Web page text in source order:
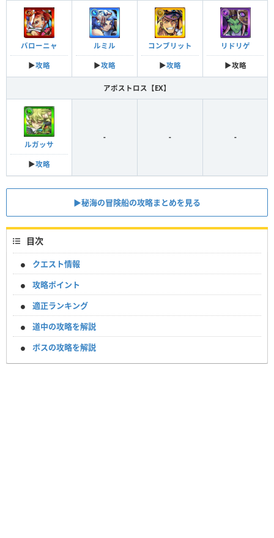
バローニャ
▶︎攻略
ルミル
▶︎攻略
コンブリット
▶︎攻略
リドリゲ
▶︎攻略
アポストロス【EX】
ルガッサ
▶︎攻略
- - -
▶︎秘海の冒険船の攻略まとめを見る
目次
クエスト情報
攻略ポイント
適正ランキング
道中の攻略を解説
ボスの攻略を解説